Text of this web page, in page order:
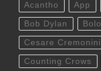
Acantho App
Bob Dylan
Cesare Cremonini
Counting Crows